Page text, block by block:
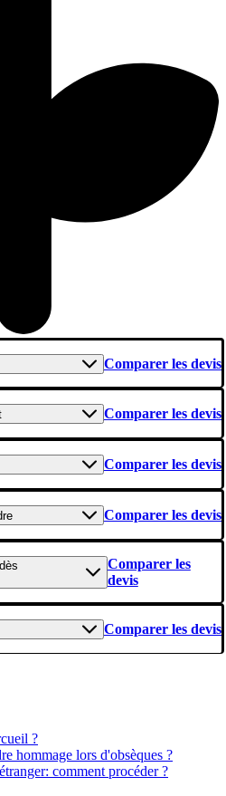
Comparer les devis
Comparer les devis
Comparer les devis
Comparer les devis
Comparer les
devis
Comparer les devis
?
hommage lors d'obsèques ?
comment procéder ?